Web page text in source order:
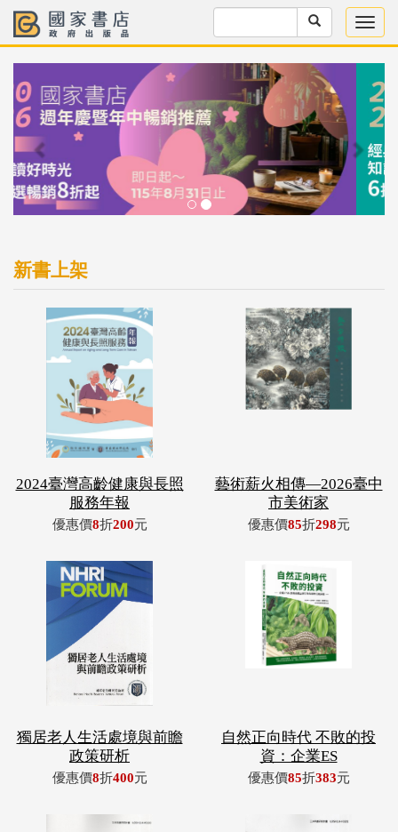
新書上架
2024臺灣高齡健康與長照
服務年報
優惠價8折200元
藝術薪火相傳—2026臺中
市美術家
優惠價85折298元
獨居老人生活處境與前瞻
政策研析
優惠價8折400元
自然正向時代 不敗的投
資：企業ES
優惠價85折383元